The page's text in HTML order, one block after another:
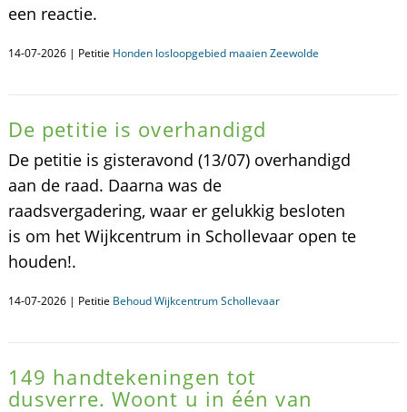
een reactie.
14-07-2026 | Petitie Honden losloopgebied maaien Zeewolde
De petitie is overhandigd
De petitie is gisteravond (13/07) overhandigd
aan de raad. Daarna was de
raadsvergadering, waar er gelukkig besloten
is om het Wijkcentrum in Schollevaar open te
houden!.
14-07-2026 | Petitie Behoud Wijkcentrum Schollevaar
149 handtekeningen tot
dusverre. Woont u in één van